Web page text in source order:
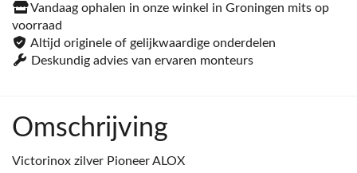
Vandaag ophalen in onze winkel in Groningen mits op
voorraad
Altijd originele of gelijkwaardige onderdelen
Deskundig advies van ervaren monteurs
Omschrijving
Victorinox zilver Pioneer ALOX